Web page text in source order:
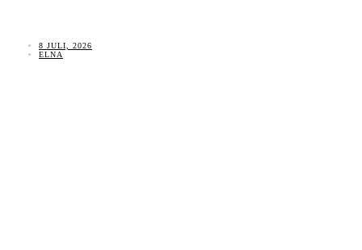
8 JULI, 2026
ELNA